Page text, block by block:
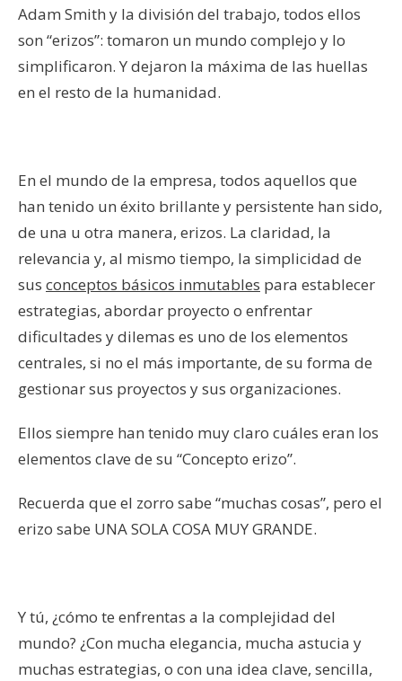
Adam Smith y la división del trabajo, todos ellos
son “erizos”: tomaron un mundo complejo y lo
simplificaron. Y dejaron la máxima de las huellas
en el resto de la humanidad.
En el mundo de la empresa, todos aquellos que
han tenido un éxito brillante y persistente han sido,
de una u otra manera, erizos. La claridad, la
relevancia y, al mismo tiempo, la simplicidad de
sus conceptos básicos inmutables para establecer
estrategias, abordar proyecto o enfrentar
dificultades y dilemas es uno de los elementos
centrales, si no el más importante, de su forma de
gestionar sus proyectos y sus organizaciones.
Ellos siempre han tenido muy claro cuáles eran los
elementos clave de su “Concepto erizo”.
Recuerda que el zorro sabe “muchas cosas”, pero el
erizo sabe UNA SOLA COSA MUY GRANDE.
Y tú, ¿cómo te enfrentas a la complejidad del
mundo? ¿Con mucha elegancia, mucha astucia y
muchas estrategias, o con una idea clave, sencilla,